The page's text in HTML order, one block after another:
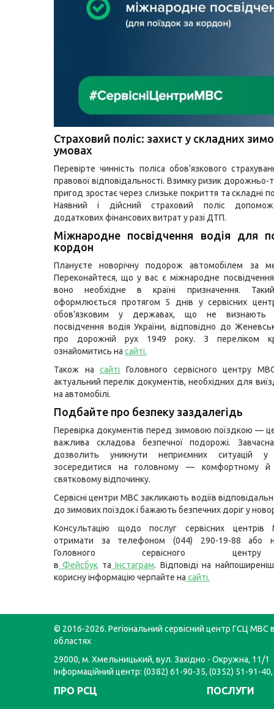
Страховий поліс: захист у складних
умовах
Перевірте чинність поліса обов’язкового
правової відповідальності. Взимку ризик дорожньо-
пригод зростає через слизьке покриття та складні
Наявний і дійсний страховий поліс
додаткових фінансових витрат у разі ДТП.
Міжнародне посвідчення водія для
кордон
Плануєте новорічну подорож автомобілем за
Переконайтеся, що у вас є міжнародне
воно необхідне в країні призначення.
оформлюється протягом 5 днів у сервісних
обов’язковим у державах, що не визнають
посвідчення водія України, відповідно до
про дорожній рух 1949 року. З переліком
ознайомитись на сайті.
Також насайті Головного сервісного центру
актуальний перелік документів, необхідних для
на автомобілі.
Подбайте про безпеку заздалегідь
Перевірка документів перед зимовою поїздкою —
важлива складова безпечної подорожі.
дозволить уникнути неприємних ситуацій
зосередитися на головному — комфортному й
святковому відпочинку.
Сервісні центри МВС закликають водіїв
до зимових поїздок і бажають безпечних доріг у
Консультацію щодо послуг сервісних
отримати за телефоном (044) 290-19-88 або
Головного сервісного
в Фейсбук та Інстаграм. Відповіді на
корисну інформацію черпайте на сайті.
© 2016-2026. Регіональний сервісний центр ГСЦ МВС
областях
29000, м. Хмельницький, вул. Західно - Окружна, 11/1
Інформаційний центр: (0382) 61-90-35, (0352) 51-91-
ПРО РСЦ ПОСЛУГИ